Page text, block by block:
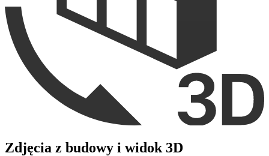
Zdjęcia z budowy i widok 3D